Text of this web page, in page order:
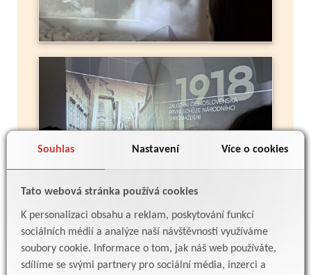
Souhlas Nastavení Více o cookies
Tato webová stránka používá cookies
K personalizaci obsahu a reklam, poskytování funkcí
sociálních médií a analýze naší návštěvnosti využíváme
soubory cookie. Informace o tom, jak náš web používáte,
sdílíme se svými partnery pro sociální média, inzerci a
Více